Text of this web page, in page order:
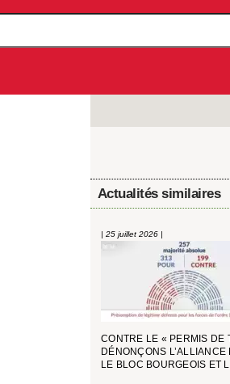
Actualités similaires
| 25 juillet 2026 |
CONTRE LE « PERMIS DE
DÉNONÇONS
LE BLOC BOURGEOIS ET